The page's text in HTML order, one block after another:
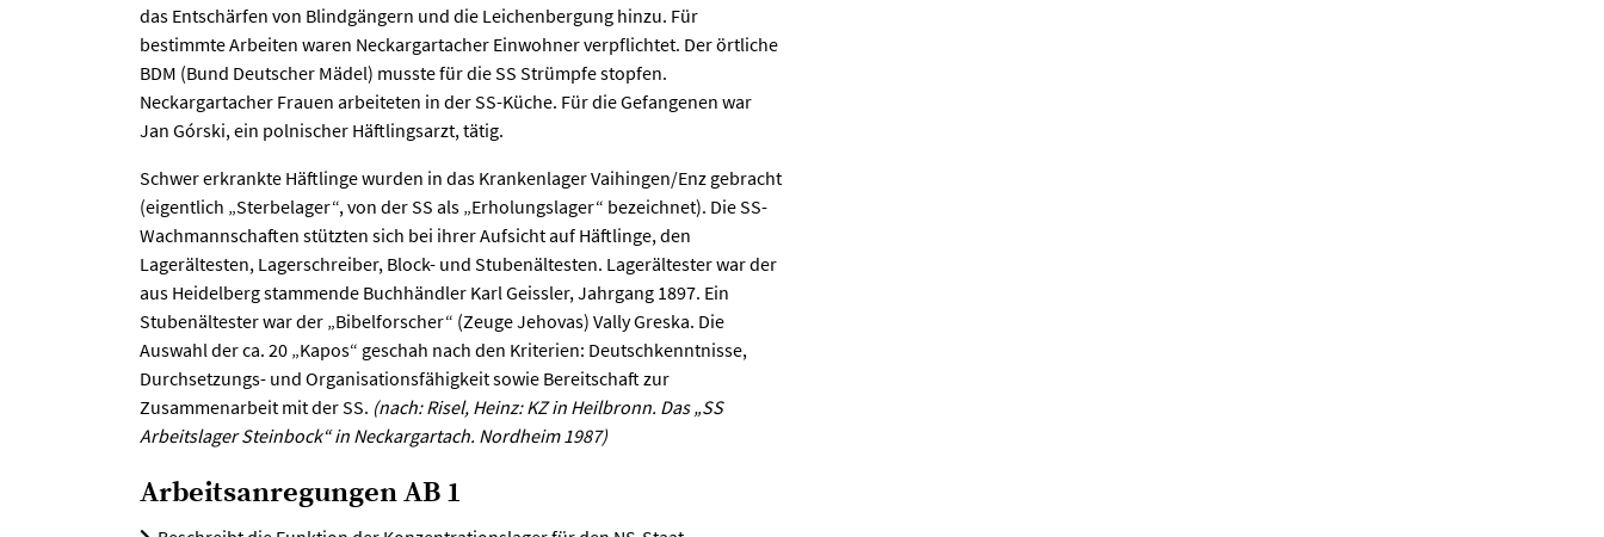
das Entschärfen von Blindgängern und die Leichenbergung hinzu. Für
bestimmte Arbeiten waren Neckargartacher Einwohner verpflichtet. Der örtliche
BDM (Bund Deutscher Mädel) musste für die SS Strümpfe stopfen.
Neckargartacher Frauen arbeiteten in der SS-Küche. Für die Gefangenen war
Jan Górski, ein polnischer Häftlingsarzt, tätig.
Schwer erkrankte Häftlinge wurden in das Krankenlager Vaihingen/Enz gebracht
(eigentlich „Sterbelager“, von der SS als „Erholungslager“ bezeichnet). Die SS-
Wachmannschaften stützten sich bei ihrer Aufsicht auf Häftlinge, den
Lagerältesten, Lagerschreiber, Block- und Stubenältesten. Lagerältester war der
aus Heidelberg stammende Buchhändler Karl Geissler, Jahrgang 1897. Ein
Stubenältester war der „Bibelforscher“ (Zeuge Jehovas) Vally Greska. Die
Auswahl der ca. 20 „Kapos“ geschah nach den Kriterien: Deutschkenntnisse,
Durchsetzungs- und Organisationsfähigkeit sowie Bereitschaft zur
Zusammenarbeit mit der SS. (nach: Risel, Heinz: KZ in Heilbronn. Das „SS
Arbeitslager Steinbock“ in Neckargartach. Nordheim 1987)
Arbeitsanregungen AB 1